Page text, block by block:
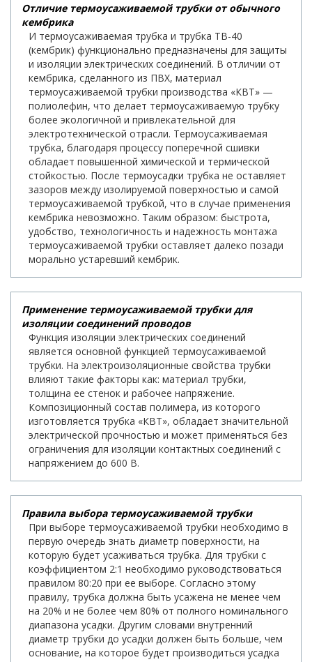
Отличие термоусаживаемой трубки от обычного
кембрика
И термоусаживаемая трубка и трубка ТВ-40
(кембрик) функционально предназначены для защиты
и изоляции электрических соединений. В отличии от
кембрика, сделанного из ПВХ, материал
термоусаживаемой трубки производства «КВТ» —
полиолефин, что делает термоусаживаемую трубку
более экологичной и привлекательной для
электротехнической отрасли. Термоусаживаемая
трубка, благодаря процессу поперечной сшивки
обладает повышенной химической и термической
стойкостью. После термоусадки трубка не оставляет
зазоров между изолируемой поверхностью и самой
термоусаживаемой трубкой, что в случае применения
кембрика невозможно. Таким образом: быстрота,
удобство, технологичность и надежность монтажа
термоусаживаемой трубки оставляет далеко позади
морально устаревший кембрик.
Применение термоусаживаемой трубки для
изоляции соединений проводов
Функция изоляции электрических соединений
является основной функцией термоусаживаемой
трубки. На электроизоляционные свойства трубки
влияют такие факторы как: материал трубки,
толщина ее стенок и рабочее напряжение.
Композиционный состав полимера, из которого
изготовляется трубка «КВТ», обладает значительной
электрической прочностью и может применяться без
ограничения для изоляции контактных соединений с
напряжением до 600 В.
Правила выбора термоусаживаемой трубки
При выборе термоусаживаемой трубки необходимо в
первую очередь знать диаметр поверхности, на
которую будет усаживаться трубка. Для трубки с
коэффициентом 2:1 необходимо руководствоваться
правилом 80:20 при ее выборе. Согласно этому
правилу, трубка должна быть усажена не менее чем
на 20% и не более чем 80% от полного номинального
диапазона усадки. Другим словами внутренний
диаметр трубки до усадки должен быть больше, чем
основание, на которое будет производиться усадка